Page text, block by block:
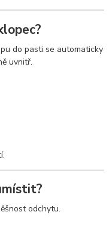
do pasti se automaticky
uvnitř.
odchytu.